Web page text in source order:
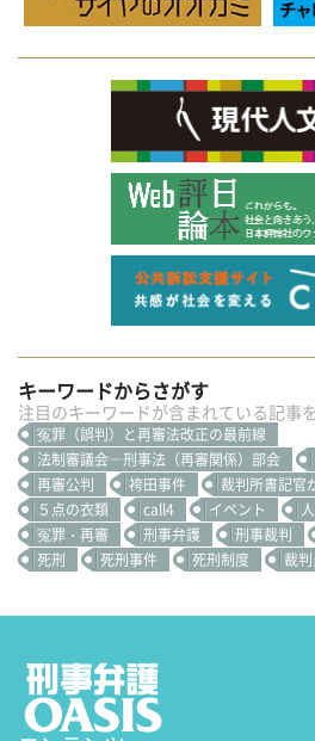
キーワードからさがす
注目のキーワードが含まれている記事
冤罪（誤判）と再審法改正の最前線
法制審議会―刑事法（再審関係）部会
再審公判
袴田事件
裁判所書記官
５点の衣類
call4 イベント
冤罪・再審
刑事弁護 刑事裁判
死刑
死刑事件 死刑制度 裁